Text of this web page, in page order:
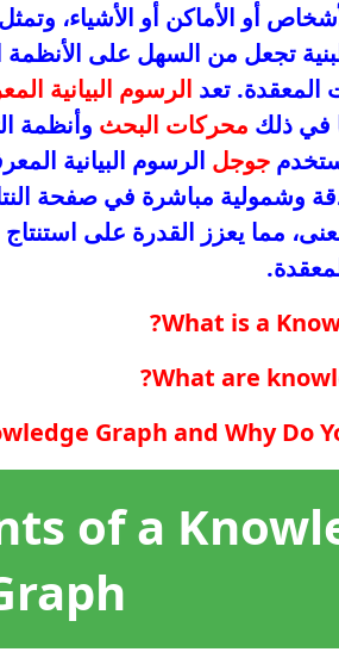
أو الأماكن أو الأشياء، وتمثل
تجعل من السهل على
المعقدة. تعد الرسوم البيانية
في ذلك محركات البحث وأنظمة
جوجل الرسوم البيانية
وشمولية مباشرة في صفحة
مما يعزز القدرة على
What is a
What are
Graph and Why Do
of a